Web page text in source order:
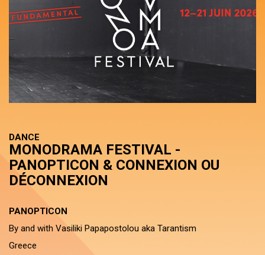
DANCE
MONODRAMA FESTIVAL -
PANOPTICON & CONNEXION OU
DÉCONNEXION
PANOPTICON
By and with Vasiliki Papapostolou aka Tarantism
Greece